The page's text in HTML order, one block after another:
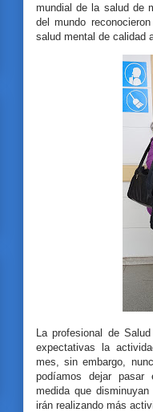
mundial de la salud de
del mundo
salud mental de calidad
La profesional de
expectativas la
mes, sin embargo,
podíamos dejar pasar
medida que
irán realizando más